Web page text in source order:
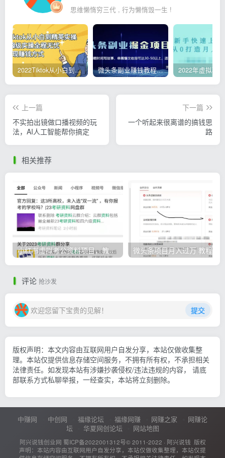
思维懒惰穷三代 , 行为懒惰毁一生 !
2022Tiktok从小白到精英实操，0-1保姆级实操全程无忧，多种变现赚钱方式 微头条副业赚钱教程，项目单号单天做到50-100+收益
上一篇
不实拍出镜做口播视频的玩
法，AI人工智能帮你搞定
下一篇
一个听起来很离谱的搞钱思
路
相关推荐
小红书虚拟考公资料项目，教资项目轻松月入过万的核心玩法
评论 抢沙发
欢迎您留下宝贵的见解！ 提交
版权声明：本文内容由互联网用户自发分享，本站仅做收集整
理。本站仅提供信息存储空间服务，不拥有所有权，不承担相关
法律责任。如发现本站有涉嫌抄袭侵权/违法违规的内容， 请底
部联系方式私聊举报，一经查实，本站将立刻删除。
中赚网 中创网 福缘论坛 福缘网赚 网赚之家
网赚论
坛
华夏网创论坛 网站地图
阿兴说钱创业网 蜀ICP备2022001312号© 2011-2022 · 阿兴说钱 版权
声明：本站内容由互联网用户自发分享，本站仅做收集整理，本站仅提